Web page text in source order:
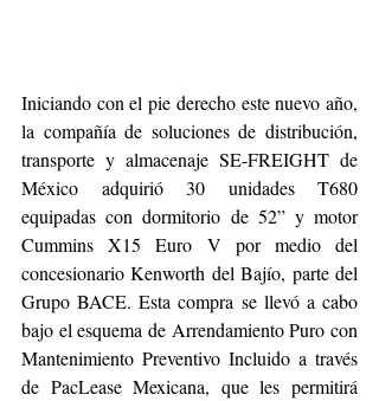
Iniciando con el pie derecho este nuevo año,
la compañía de soluciones de distribución,
transporte y almacenaje SE-FREIGHT de
México adquirió 30 unidades T680
equipadas con dormitorio de 52” y motor
Cummins X15 Euro V por medio del
concesionario Kenworth del Bajío, parte del
Grupo BACE. Esta compra se llevó a cabo
bajo el esquema de Arrendamiento Puro con
Mantenimiento Preventivo Incluido a través
de PacLease Mexicana, que les permitirá